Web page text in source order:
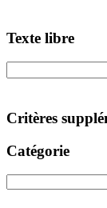
Texte libre
Critères
Catégorie